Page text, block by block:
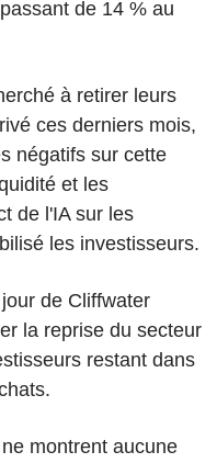
de 14 % au
à retirer leurs
ces derniers mois,
négatifs sur cette
et les
de l'IA sur les
les investisseurs.
de Cliffwater
la reprise du secteur
restant dans
montrent aucune